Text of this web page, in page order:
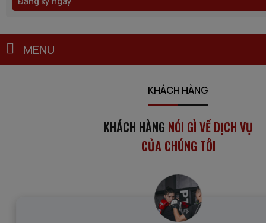
MENU
KHÁCH HÀNG
KHÁCH HÀNG NÓI GÌ VỀ DỊCH VỤ
CỦA CHÚNG TÔI